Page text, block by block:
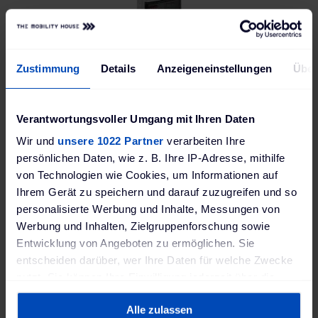
Zustimmung Details Anzeigeneinstellungen
Verantwortungsvoller Umgang mit Ihren Daten
Wir und unsere 1022 Partner verarbeiten Ihre
persönlichen Daten, wie z. B. Ihre IP-Adresse, mithilfe
von Technologien wie Cookies, um Informationen auf
Ihrem Gerät zu speichern und darauf zuzugreifen und so
personalisierte Werbung und Inhalte, Messungen von
Werbung und Inhalten, Zielgruppenforschung sowie
Entwicklung von Angeboten zu ermöglichen. Sie
entscheiden darüber, wer Ihre Daten für welche Zwecke
Cookie-Erklärung oder durch Klicken auf das Privacy
Trigger Symbol ändern oder widerrufen
Alle zulassen
Spelsberg boîte de jonction Abox-i 100-ÜSS/sw
40/4/30mA type A, protection contre les
surtensions type 1 + type 2 + type 3 pour
systèmes TNS)
1 139,00 €
pas possible
Details